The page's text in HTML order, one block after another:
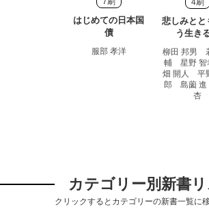
はじめての日本国
債
服部 孝洋
悲しみとと
う生き
柳田 邦男
輔 星野
畑 開人 平
郎 島薗
杏
カテゴリー別新書リ
クリックするとカテゴリーの新書一覧に移